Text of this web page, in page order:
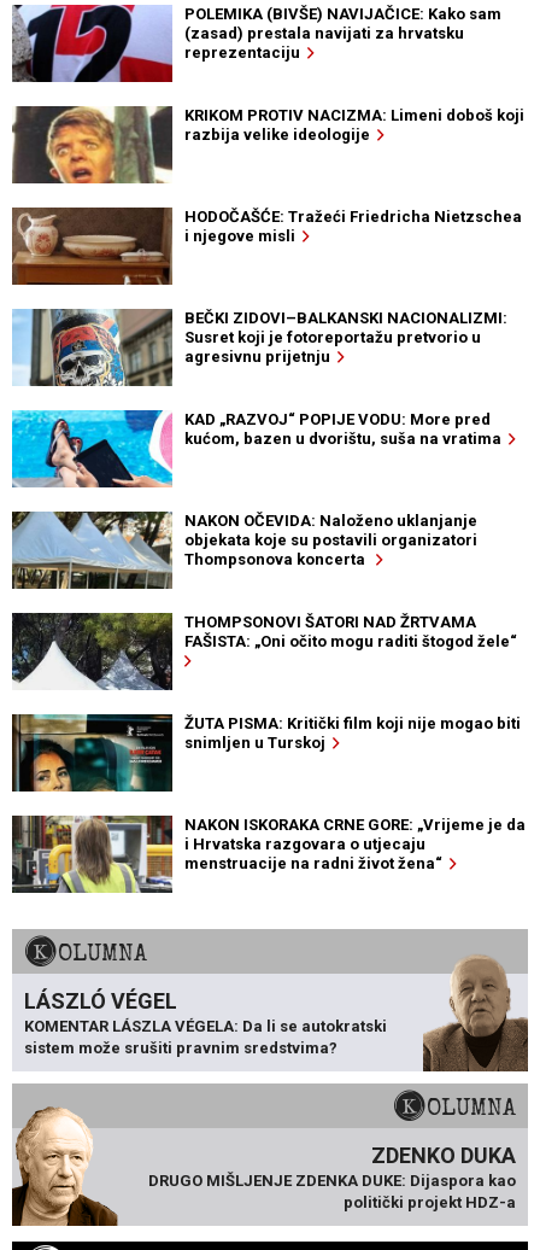
POLEMIKA (BIVŠE) NAVIJAČICE: Kako sam
(zasad) prestala navijati za hrvatsku
reprezentaciju
KRIKOM PROTIV NACIZMA: Limeni doboš koji
razbija velike ideologije
HODOČAŠĆE: Tražeći Friedricha Nietzschea
i njegove misli
BEČKI ZIDOVI–BALKANSKI NACIONALIZMI:
Susret koji je fotoreportažu pretvorio u
agresivnu prijetnju
KAD „RAZVOJ“ POPIJE VODU: More pred
kućom, bazen u dvorištu, suša na vratima
NAKON OČEVIDA: Naloženo uklanjanje
objekata koje su postavili organizatori
Thompsonova koncerta
THOMPSONOVI ŠATORI NAD ŽRTVAMA
FAŠISTA: „Oni očito mogu raditi štogod žele“
ŽUTA PISMA: Kritički film koji nije mogao biti
snimljen u Turskoj
NAKON ISKORAKA CRNE GORE: „Vrijeme je da
i Hrvatska razgovara o utjecaju
menstruacije na radni život žena“
KOLUMNA
LÁSZLÓ VÉGEL
KOMENTAR LÁSZLA VÉGELA: Da li se autokratski
sistem može srušiti pravnim sredstvima?
KOLUMNA
ZDENKO DUKA
DRUGO MIŠLJENJE ZDENKA DUKE: Dijaspora kao
politički projekt HDZ-a